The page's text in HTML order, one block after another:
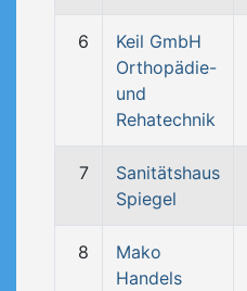
6
Keil GmbH
Orthopädie-
und
Rehatechnik
7
Sanitätshaus
Spiegel
8
Mako
Handels